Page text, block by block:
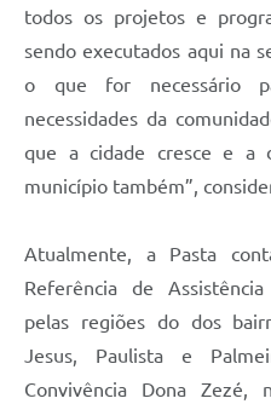
todos os projetos e
sendo executados aqui na
o que for necessário
necessidades da
que a cidade cresce e a
município também”,
Atualmente, a Pasta
Referência de
pelas regiões do dos
Jesus, Paulista e
Convivência Dona Zezé,